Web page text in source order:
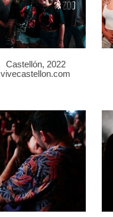
Castellón, 2022
vivecastellon.com